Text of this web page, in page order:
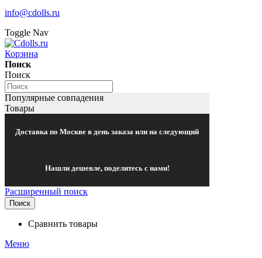
info@cdolls.ru
Toggle Nav
Корзина
Поиск
Поиск
Популярные совпадения
Товары
Доставка по Москве в день заказа или на следующий
Нашли дешевле, поделитесь с нами!
Расширенный поиск
Поиск
Сравнить товары
Меню